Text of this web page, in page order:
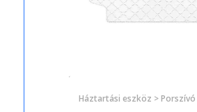
Háztartási eszköz >